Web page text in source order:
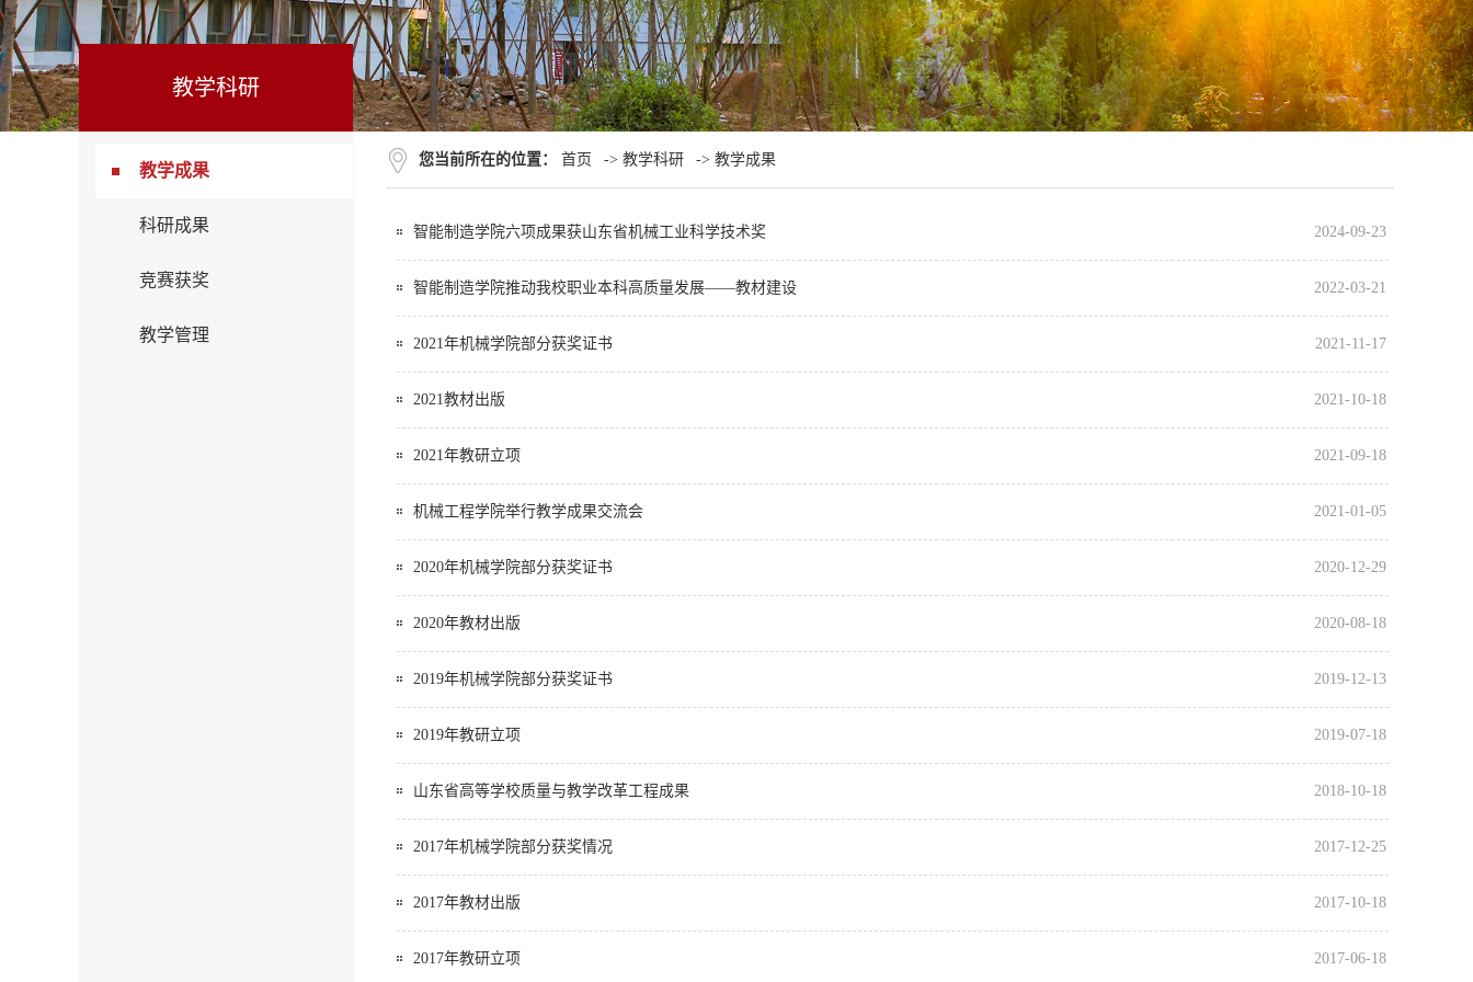
教学科研
教学成果
科研成果
竞赛获奖
教学管理
您当前所在的位置： 首页 -> 教学科研 -> 教学成果
2024-09-23
智能制造学院六项成果获山东省机械工业科学技术奖
2022-03-21
智能制造学院推动我校职业本科高质量发展——教材建设
2021-11-17
2021年机械学院部分获奖证书
2021-10-18
2021教材出版
2021-09-18
2021年教研立项
2021-01-05
机械工程学院举行教学成果交流会
2020-12-29
2020年机械学院部分获奖证书
2020-08-18
2020年教材出版
2019-12-13
2019年机械学院部分获奖证书
2019-07-18
2019年教研立项
2018-10-18
山东省高等学校质量与教学改革工程成果
2017-12-25
2017年机械学院部分获奖情况
2017-10-18
2017年教材出版
2017-06-18
2017年教研立项